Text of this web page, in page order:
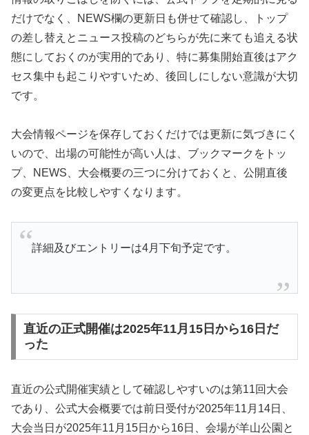
だけでなく、NEWS欄の更新日も併せて確認し、トップ
の差し替えとニュース投稿のどちらが先に来ても追える状
態にしておくのが実用的であり、特に募集開始直後はアク
セス集中も起こりやすいため、後回しにしない意識が大切
です。
大会情報ページを保存しておくだけでは更新に気づきにく
いので、出場の可能性が高い人は、ブックマークをトッ
プ、NEWS、大会概要の三つに分けておくと、公開直後
の変更点を比較しやすくなります。
詳細及びエントリーは4月下旬予定です。
直近の正式開催は2025年11月15日から16日だ
った
直近の公式開催実績として確認しやすいのは第11回大会
であり、公式大会概要では前日受付が2025年11月14日、
大会当日が2025年11月15日から16日、会場が羊山公園と